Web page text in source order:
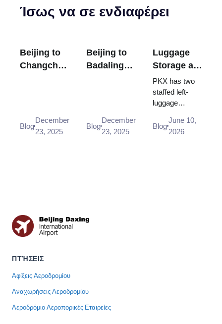
Ίσως να σε ενδιαφέρει
Beijing to
Changchun
Fares, and
Travel Tips
Blog
December
23, 2025
Beijing to
Badaling
the Great
Wall
Blog
December
23, 2025
Luggage
Storage at
Beijing
Daxing
Airport
(PKX):
Locations,
PKX has two
staffed left-
luggage
open 24 hours:
locations on
Blog
June 10,
2026
ΠΤΉΣΕΙΣ
Αφίξεις Αεροδρομίου
Αναχωρήσεις Αεροδρομίου
Αεροδρόμιο Αεροπορικές Εταιρείες